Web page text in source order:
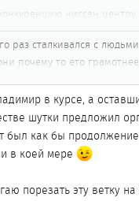
ниссан
раз сталкивался с
почему то ето
ЦИФИРОВОДУ ПО
в курсе, а
шутки предложил
был как бы
в коей мере
порезать эту ветку